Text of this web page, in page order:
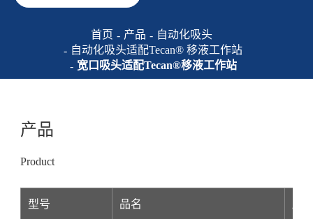
首页 产品
自动化吸头
自动化吸头适配Tecan® 移液工作站
宽口吸头适配Tecan®移液工作站
产品
Product
型号 品名